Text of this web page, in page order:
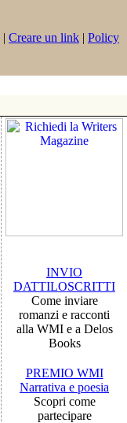
| Creare un link | Policy
INVIO
DATTILOSCRITTI
Come inviare
romanzi e racconti
alla WMI e a Delos
Books
PREMIO WMI
Narrativa e poesia
Scopri come
partecipare